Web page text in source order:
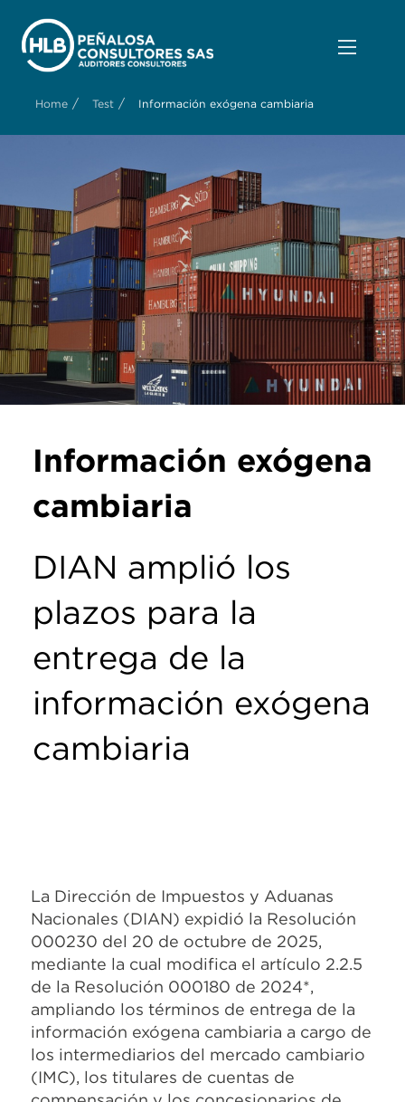
Home / Test / Información exógena cambiaria
Información exógena
cambiaria
DIAN amplió los
plazos para la
entrega de la
información exógena
cambiaria
La Dirección de Impuestos y Aduanas
Nacionales (DIAN) expidió la Resolución
000230 del 20 de octubre de 2025,
mediante la cual modifica el artículo 2.2.5
de la Resolución 000180 de 2024*,
ampliando los términos de entrega de la
información exógena cambiaria a cargo de
los intermediarios del mercado cambiario
(IMC), los titulares de cuentas de